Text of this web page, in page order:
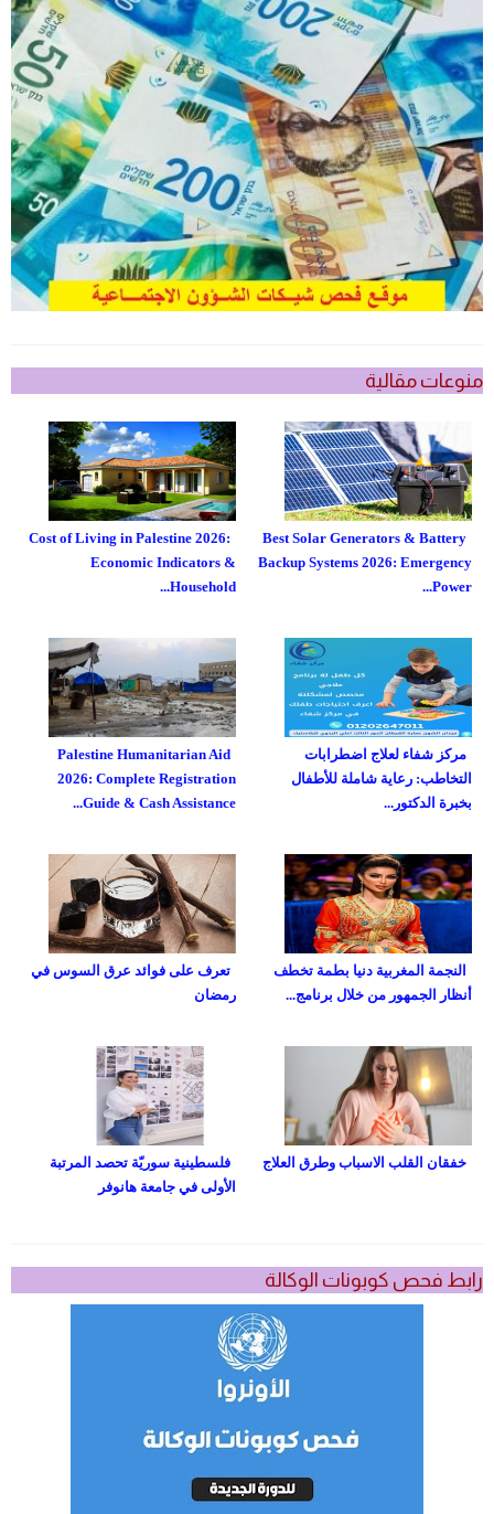
منوعات مقالية
Cost of Living in Palestine 2026:
Economic Indicators &
Household...
Best Solar Generators & Battery
Backup Systems 2026: Emergency
Power...
Palestine Humanitarian Aid
2026: Complete Registration
Guide & Cash Assistance...
مركز شفاء لعلاج اضطرابات
التخاطب: رعاية شاملة للأطفال
بخبرة الدكتور...
تعرف على فوائد عرق السوس في
رمضان
النجمة المغربية دنيا بطمة تخطف
أنظار الجمهور من خلال برنامج...
فلسطينية سوريّة تحصد المرتبة
الأولى في جامعة هانوفر
خفقان القلب الاسباب وطرق العلاج
رابط فحص كوبونات الوكالة